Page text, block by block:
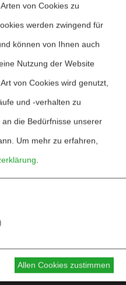
von Cookies zu
werden zwingend für
können von Ihnen auch
Nutzung der Website
von Cookies wird genutzt,
und -verhalten zu
die Bedürfnisse unserer
Um mehr zu erfahren,
.
Allen Cookies zustimmen